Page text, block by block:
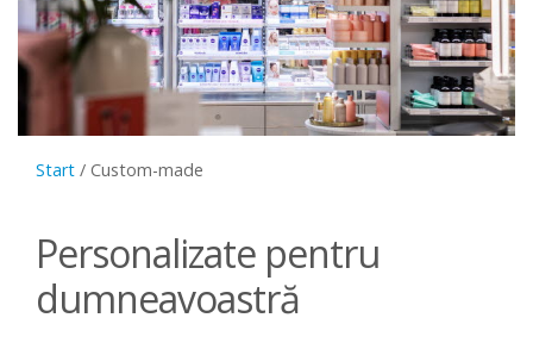
Start / Custom-made
Personalizate pentru
dumneavoastră